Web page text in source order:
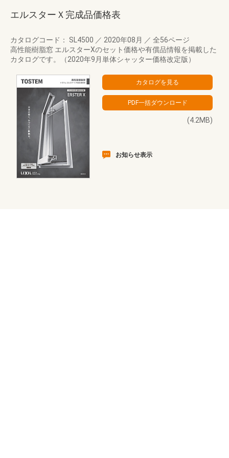
エルスターＸ完成品価格表
カタログコード： SL4500 ／ 2020年08月 ／ 全56ページ
高性能樹脂窓 エルスターXのセット価格や有償品情報を掲載した
カタログです。（2020年9月単体シャッター価格改定版）
(4.2MB)
お知らせ表示